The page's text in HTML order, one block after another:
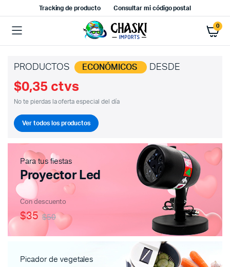
Tracking de producto Consultar mi código postal
0
PRODUCTOS ECONÓMICOS DESDE
$0,35 ctvs
No te pierdas la oferta especial del día
Ver todos los productos
Para tus fiestas
Proyector Led
Con descuento
$50
$35
Picador de vegetales